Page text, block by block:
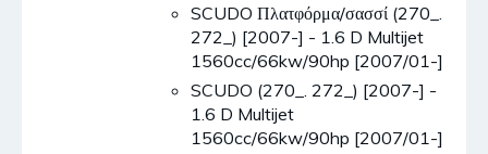
SCUDO Πλατφόρμα/σασσί (270_.
272_) [2007-] - 1.6 D Multijet
1560cc/66kw/90hp [2007/01-]
SCUDO (270_. 272_) [2007-] -
1.6 D Multijet
1560cc/66kw/90hp [2007/01-]